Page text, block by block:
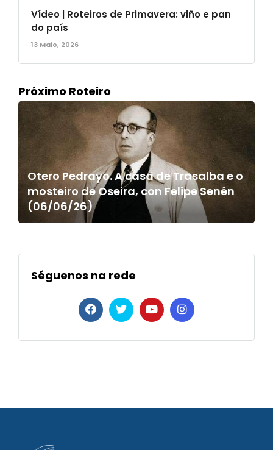
Vídeo | Roteiros de Primavera: viño e pan
do país
13 Maio, 2026
Próximo Roteiro
Otero Pedrayo. A casa de Trasalba e o
mosteiro de Oseira, con Felipe Senén
(06/06/26)
Séguenos na rede